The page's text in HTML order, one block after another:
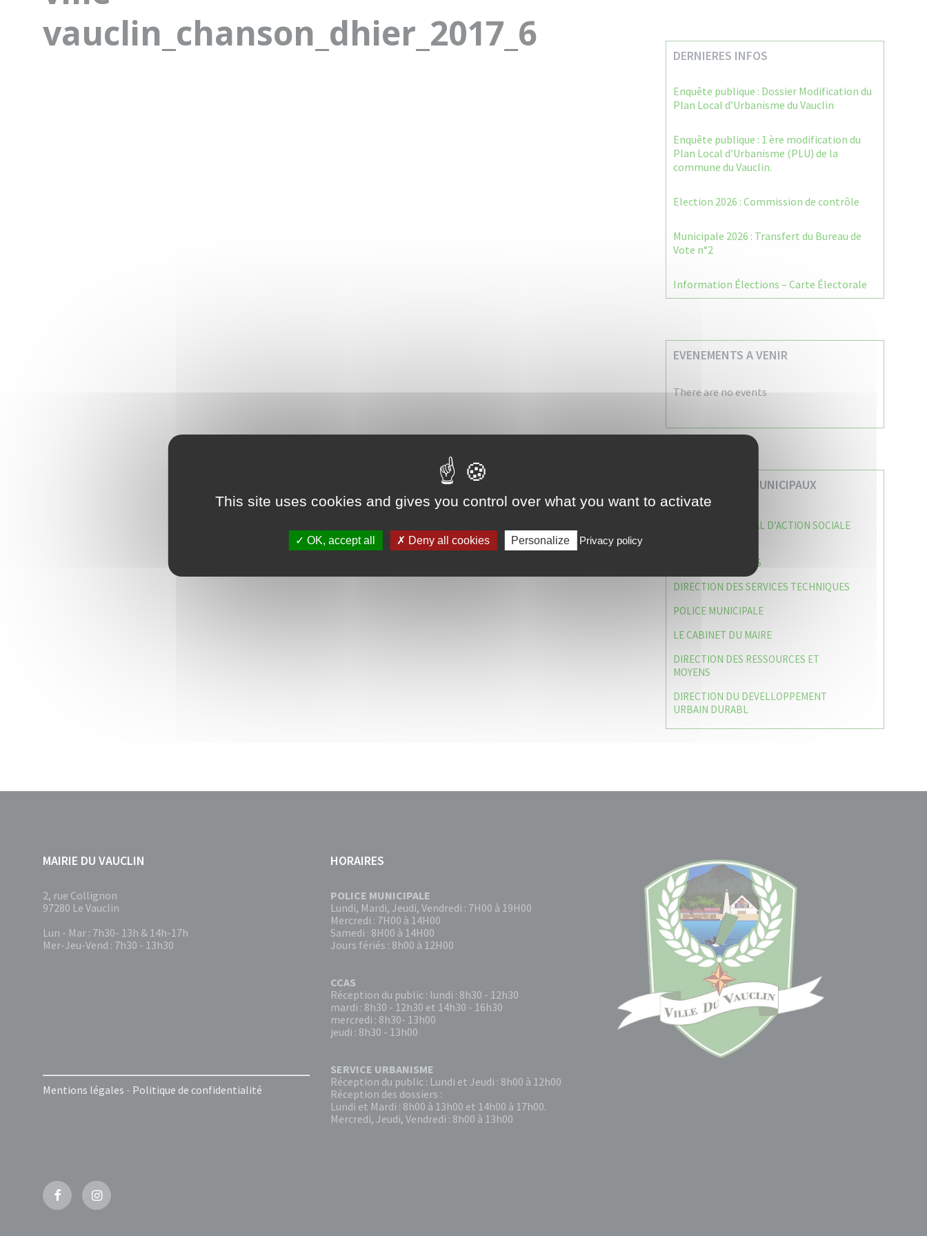
vauclin_chanson_dhier_2017_6
DERNIERES INFOS
Enquête publique : Dossier Modification du
Plan Local d’Urbanisme du Vauclin
Enquête publique : 1 ère modification du
Plan Local d’Urbanisme (PLU) de la
commune du Vauclin.
Election 2026 : Commission de contrôle
Municipale 2026 : Transfert du Bureau de
Vote n°2
Information Élections – Carte Électorale
EVENEMENTS A VENIR
There are no events
VOS SERVICES MUNICIPAUX
CENTRE COMMUNAL D’ACTION SOCIALE
CAISSE DES ÉCOLES
DIRECTION DES SERVICES TECHNIQUES
POLICE MUNICIPALE
LE CABINET DU MAIRE
DIRECTION DES RESSOURCES ET
MOYENS
DIRECTION DU DEVELLOPPEMENT
URBAIN DURABL
MAIRIE DU VAUCLIN
2, rue Collignon
97280 Le Vauclin
Lun - Mar : 7h30- 13h & 14h-17h
Mer-Jeu-Vend : 7h30 - 13h30
Mentions légales - Politique de confidentialité
HORAIRES
POLICE MUNICIPALE
Lundi, Mardi, Jeudi, Vendredi : 7H00 à 19H00
Mercredi : 7H00 à 14H00
Samedi : 8H00 à 14H00
Jours fériés : 8h00 à 12H00
CCAS
Réception du public : lundi : 8h30 - 12h30
mardi : 8h30 - 12h30 et 14h30 - 16h30
mercredi : 8h30- 13h00
jeudi : 8h30 - 13h00
SERVICE URBANISME
Réception du public : Lundi et Jeudi : 8h00 à 12h00
Réception des dossiers :
Lundi et Mardi : 8h00 à 13h00 et 14h00 à 17h00.
Mercredi, Jeudi, Vendredi : 8h00 à 13h00
FacebookInstagram
This site uses cookies and gives you control over what you want to activate
OK, accept all Deny all cookies Personalize Privacy policy